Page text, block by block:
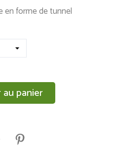
en forme de tunnel
panier